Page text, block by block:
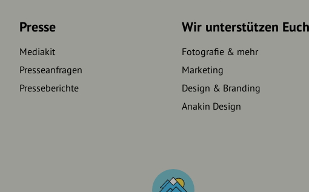
Presse
Mediakit
Presseanfragen
Presseberichte
Wir unterstützen Euch
Fotografie & mehr
Marketing
Design & Branding
Anakin Design